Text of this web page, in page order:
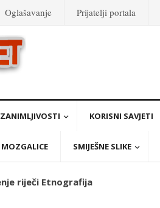
Oglašavanje Prijatelji portala
ZANIMLJIVOSTI KORISNI SAVJETI
SMIJEŠNE SLIKE
riječi Etnografija